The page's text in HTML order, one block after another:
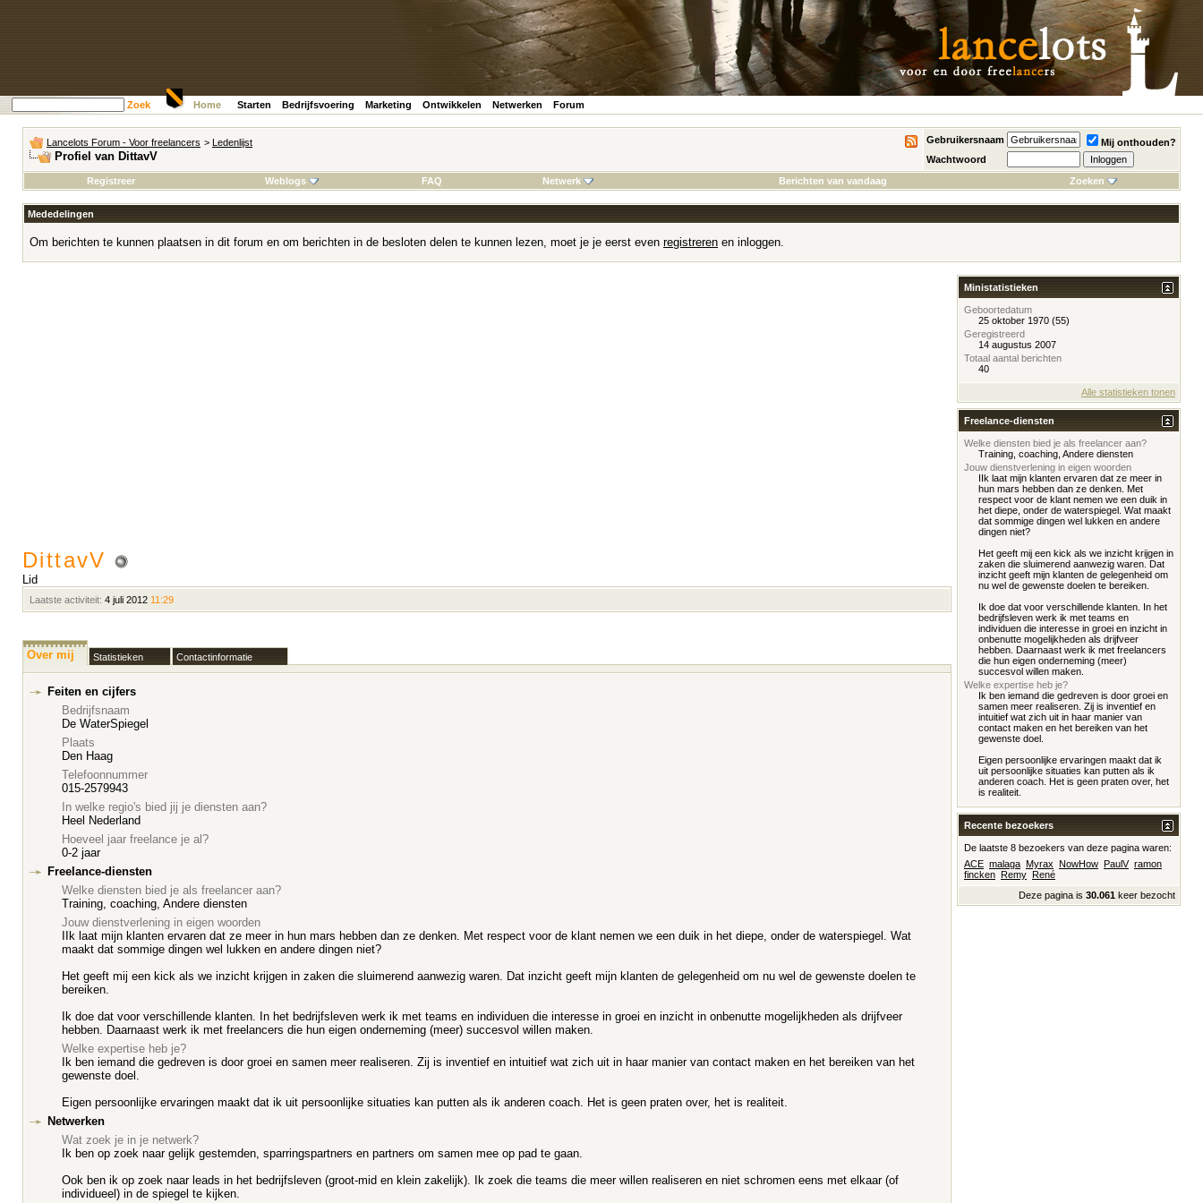
Zoek Home Starten Bedrijfsvoering Marketing Ontwikkelen Netwerken Forum
Lancelots Forum - Voor freelancers > Ledenlijst
Profiel van DittavV
Gebruikersnaam
Mij onthouden?
Wachtwoord
Registreer
Weblogs FAQ Netwerk Berichten van vandaag Zoeken
Mededelingen
Om berichten te kunnen plaatsen in dit forum en om berichten in de besloten delen te kunnen lezen, moet je je eerst even registreren en inloggen.
DittavV
Lid
Laatste activiteit: 4 juli 2012 11:29
Over mij Statistieken Contactinformatie
Feiten en cijfers
Bedrijfsnaam
De WaterSpiegel
Plaats
Den Haag
Telefoonnummer
015-2579943
In welke regio's bied jij je diensten aan?
Heel Nederland
Hoeveel jaar freelance je al?
0-2 jaar
Freelance-diensten
Welke diensten bied je als freelancer aan?
Training, coaching, Andere diensten
Jouw dienstverlening in eigen woorden
IIk laat mijn klanten ervaren dat ze meer in hun mars hebben dan ze denken. Met respect voor de klant nemen we een duik in het diepe, onder de waterspiegel. Wat
maakt dat sommige dingen wel lukken en andere dingen niet?
Het geeft mij een kick als we inzicht krijgen in zaken die sluimerend aanwezig waren. Dat inzicht geeft mijn klanten de gelegenheid om nu wel de gewenste doelen te
bereiken.
Ik doe dat voor verschillende klanten. In het bedrijfsleven werk ik met teams en individuen die interesse in groei en inzicht in onbenutte mogelijkheden als drijfveer
hebben. Daarnaast werk ik met freelancers die hun eigen onderneming (meer) succesvol willen maken.
Welke expertise heb je?
Ik ben iemand die gedreven is door groei en samen meer realiseren. Zij is inventief en intuitief wat zich uit in haar manier van contact maken en het bereiken van het
gewenste doel.
Eigen persoonlijke ervaringen maakt dat ik uit persoonlijke situaties kan putten als ik anderen coach. Het is geen praten over, het is realiteit.
Netwerken
Wat zoek je in je netwerk?
Ik ben op zoek naar gelijk gestemden, sparringspartners en partners om samen mee op pad te gaan.
Ook ben ik op zoek naar leads in het bedrijfsleven (groot-mid en klein zakelijk). Ik zoek die teams die meer willen realiseren en niet schromen eens met elkaar (of
individueel) in de spiegel te kijken.
Ministatistieken
Geboortedatum
25 oktober 1970 (55)
Geregistreerd
14 augustus 2007
Totaal aantal berichten
40
Alle statistieken tonen
Freelance-diensten
Welke diensten bied je als freelancer aan?
Training, coaching, Andere diensten
Jouw dienstverlening in eigen woorden
IIk laat mijn klanten ervaren dat ze meer in
hun mars hebben dan ze denken. Met
respect voor de klant nemen we een duik in
het diepe, onder de waterspiegel. Wat maakt
dat sommige dingen wel lukken en andere
dingen niet?
Het geeft mij een kick als we inzicht krijgen in
zaken die sluimerend aanwezig waren. Dat
inzicht geeft mijn klanten de gelegenheid om
nu wel de gewenste doelen te bereiken.
Ik doe dat voor verschillende klanten. In het
bedrijfsleven werk ik met teams en
individuen die interesse in groei en inzicht in
onbenutte mogelijkheden als drijfveer
hebben. Daarnaast werk ik met freelancers
die hun eigen onderneming (meer)
succesvol willen maken.
Welke expertise heb je?
Ik ben iemand die gedreven is door groei en
samen meer realiseren. Zij is inventief en
intuitief wat zich uit in haar manier van
contact maken en het bereiken van het
gewenste doel.
Eigen persoonlijke ervaringen maakt dat ik
uit persoonlijke situaties kan putten als ik
anderen coach. Het is geen praten over, het
is realiteit.
Recente bezoekers
De laatste 8 bezoekers van deze pagina waren:
ACE malaga Myrax NowHow PaulV ramon
fincken Remy René
Deze pagina is 30.061 keer bezocht